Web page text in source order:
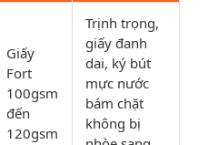
Giấy
Fort
100gsm
đến
120gsm
Trịnh trọng,
giấy đanh
dai, ký bút
mực nước
bám chặt
không bị